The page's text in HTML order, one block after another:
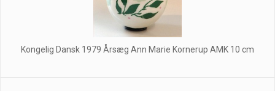
Kongelig Dansk 1979 Årsæg Ann Marie Kornerup AMK 10 cm